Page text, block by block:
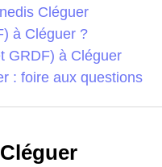
Cléguer
à Cléguer ?
GRDF) à Cléguer
: foire aux questions